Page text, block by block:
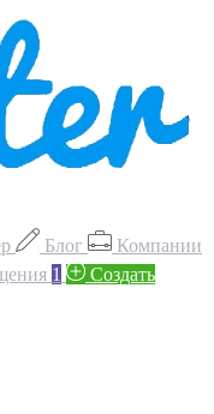
Блог
Компании
1
Создать